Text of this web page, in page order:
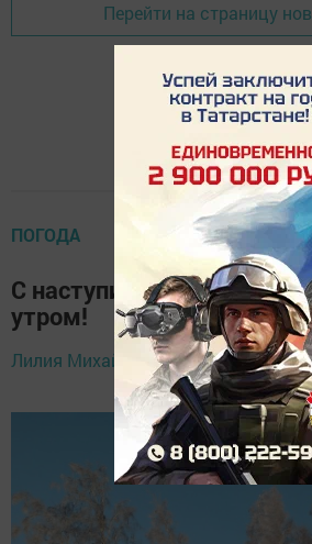
Перейти на страницу
ПОГОДА
С наступившим
утром!
Лилия Михайлова, 30 января 2026 -